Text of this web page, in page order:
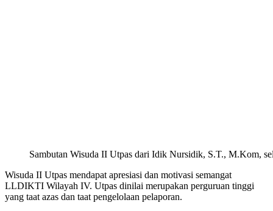
Sambutan Wisuda II Utpas dari Idik Nursidik, S.T., M.Kom,
Wisuda II Utpas mendapat apresiasi dan motivasi semangat
LLDIKTI Wilayah IV. Utpas dinilai merupakan perguruan tinggi
yang taat azas dan taat pengelolaan pelaporan.